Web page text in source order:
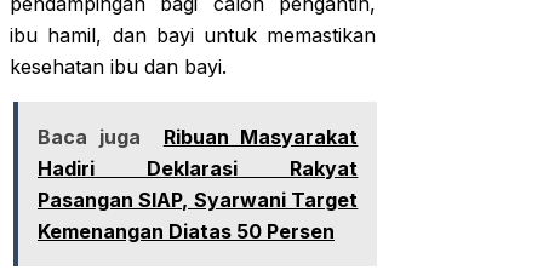
ibu hamil, dan bayi untuk memastikan
kesehatan ibu dan bayi.
Baca juga
Ribuan Masyarakat
Hadiri Deklarasi Rakyat
Pasangan SIAP, Syarwani Target
Kemenangan Diatas 50 Persen